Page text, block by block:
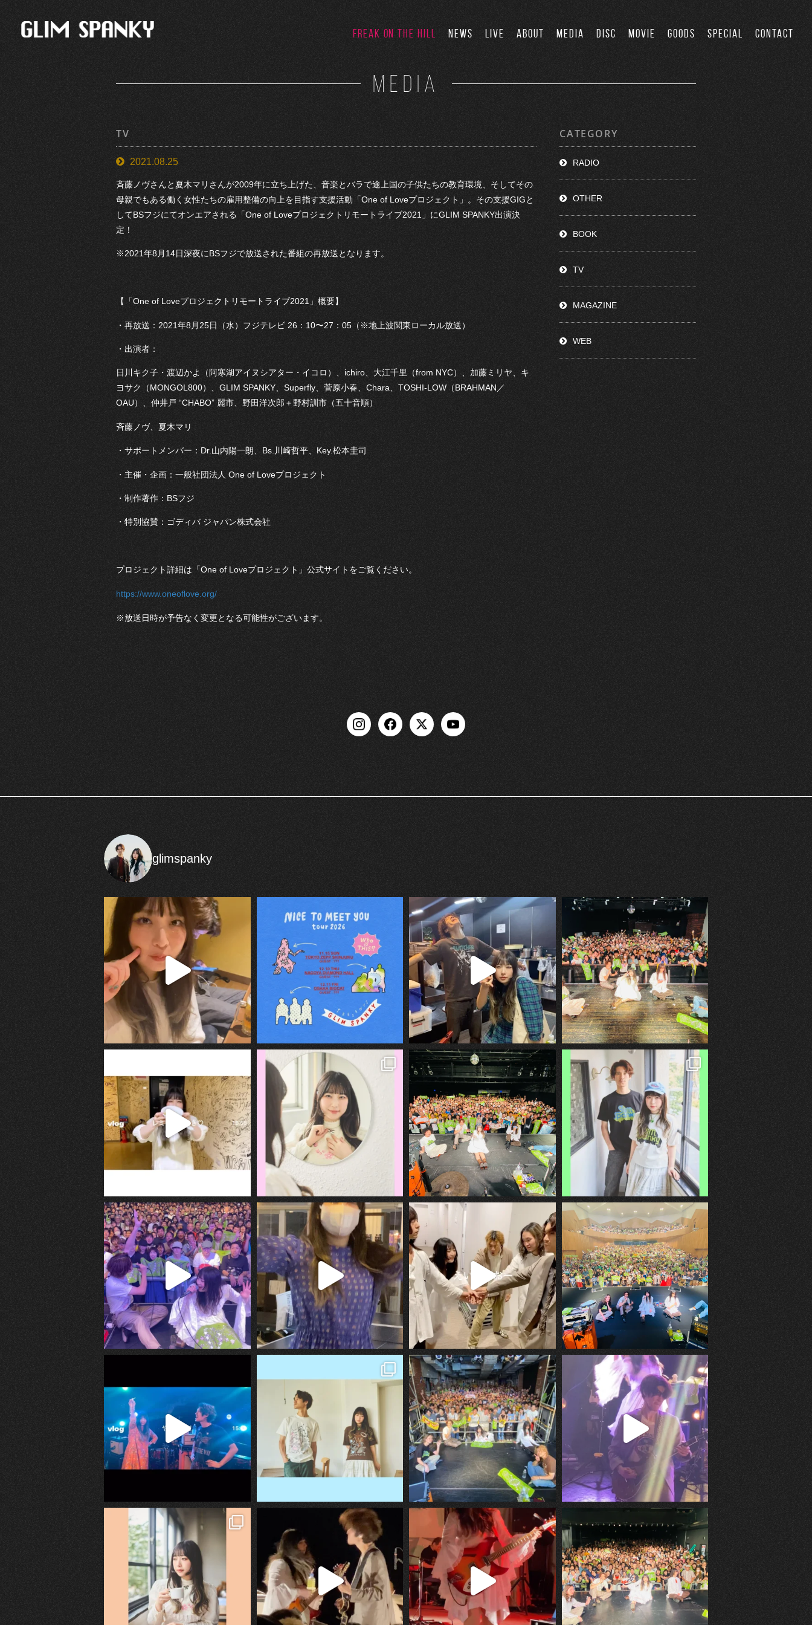
FREAK ON THE HILL NEWS LIVE ABOUT MEDIA DISC MOVIE GOODS SPECIAL CONTACT
MEDIA
TV
2021.08.25
斉藤ノヴさんと夏木マリさんが2009年に立ち上げた、音楽とバラで途上国の子供たちの教育環境、そしてその
母親でもある働く女性たちの雇用整備の向上を目指す支援活動「One of Loveプロジェクト」。その支援GIGと
してBSフジにてオンエアされる「One of Loveプロジェクトリモートライブ2021」にGLIM SPANKY出演決
定！
※2021年8月14日深夜にBSフジで放送された番組の再放送となります。
【「One of Loveプロジェクトリモートライブ2021」概要】
・再放送：2021年8月25日（水）フジテレビ 26：10〜27：05（※地上波関東ローカル放送）
・出演者：
日川キク子・渡辺かよ（阿寒湖アイヌシアター・イコロ）、ichiro、大江千里（from NYC）、加藤ミリヤ、キ
ヨサク（MONGOL800）、GLIM SPANKY、Superfly、菅原小春、Chara、TOSHI-LOW（BRAHMAN／
OAU）、仲井戸 “CHABO” 麗市、野田洋次郎＋野村訓市（五十音順）
斉藤ノヴ、夏木マリ
・サポートメンバー：Dr.山内陽一朗、Bs.川崎哲平、Key.松本圭司
・主催・企画：一般社団法人 One of Loveプロジェクト
・制作著作：BSフジ
・特別協賛：ゴディバ ジャパン株式会社
プロジェクト詳細は「One of Loveプロジェクト」公式サイトをご覧ください。
https://www.oneoflove.org/
※放送日時が予告なく変更となる可能性がございます。
CATEGORY
RADIO
OTHER
BOOK
TV
MAGAZINE
WEB
glimspanky